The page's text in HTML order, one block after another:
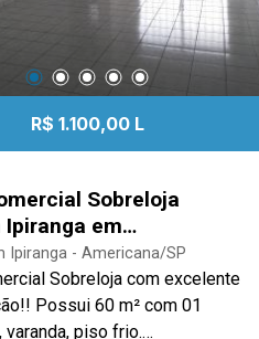
R$ 1.100,00 L
Sobreloja
em
SP.
Ipiranga - Americana/SP
Sobreloja com excelente
com 01
varanda, piso frio.